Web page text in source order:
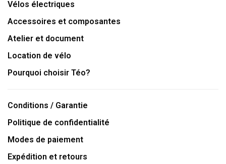
Vélos électriques
Accessoires et composantes
Atelier et document
Location de vélo
Pourquoi choisir Téo?
Conditions / Garantie
Politique de confidentialité
Modes de paiement
Expédition et retours